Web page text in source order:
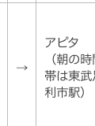
→
アピタ
（朝の時
帯は東武
利市駅）